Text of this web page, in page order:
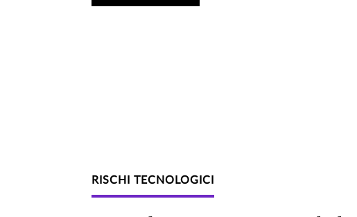
RISCHI TECNOLOGICI